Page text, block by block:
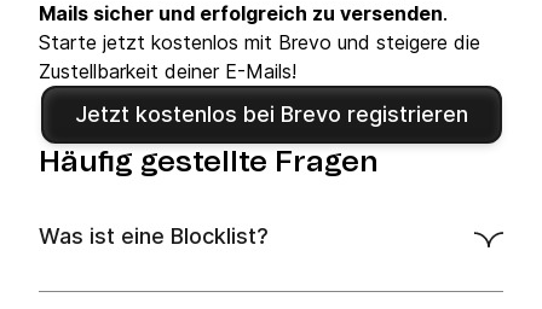
Mails sicher und erfolgreich zu versenden.
Starte jetzt kostenlos mit Brevo und steigere die
Zustellbarkeit deiner E-Mails!
Jetzt kostenlos bei Brevo registrieren
Häufig gestellte Fragen
Was ist eine Blocklist?
als Spam-Quellen eingestuft